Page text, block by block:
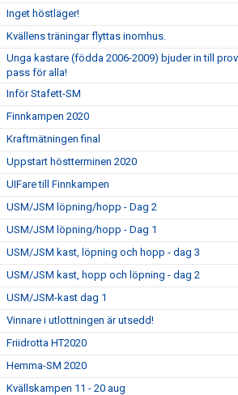
Inget höstläger!
Kvällens träningar flyttas inomhus.
Unga kastare (födda 2006-2009) bjuder in till
pass för alla!
Inför Stafett-SM
Finnkampen 2020
Kraftmätningen final
Uppstart höstterminen 2020
UIFare till Finnkampen
USM/JSM löpning/hopp - Dag 2
USM/JSM löpning/hopp - Dag 1
USM/JSM kast, löpning och hopp - dag 3
USM/JSM kast, hopp och löpning - dag 2
USM/JSM-kast dag 1
Vinnare i utlottningen är utsedd!
Friidrotta HT2020
Hemma-SM 2020
Kvällskampen 11 - 20 aug